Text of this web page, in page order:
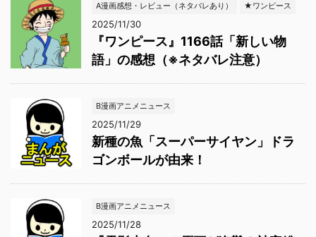
A漫画感想・レビュー（ネタバレあり） ★ワンピース
2025/11/30
『ワンピース』1166話「新しい物
語」の感想（※ネタバレ注意）
B漫画アニメニュース
2025/11/29
新種の魚「スーパーサイヤン」ドラ
ゴンボールが由来！
B漫画アニメニュース
2025/11/28